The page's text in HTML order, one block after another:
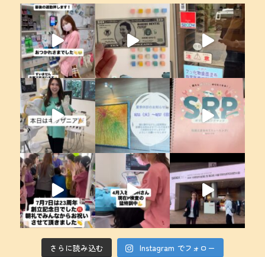
さらに読み込む Instagram でフォロー